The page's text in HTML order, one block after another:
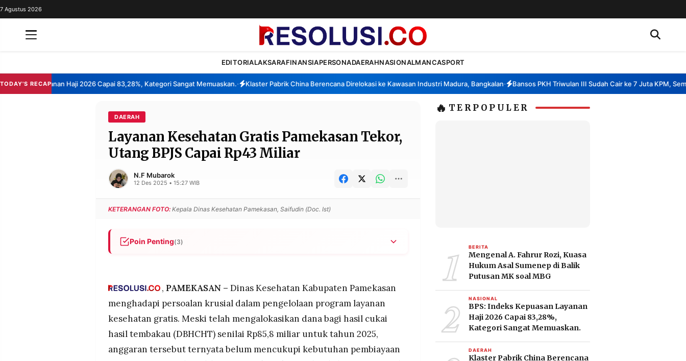
REDAKSI
7 Agustus 2026
EDITORIALAKSARAFINANSIAPERSONADAERAHNASIONALMANCASPORT
TODAY'S RECAPLayanan Haji 2026 Capai 83,28%, Kategori Sangat Memuaskan.• Klaster Pabrik China Berencana Direlokasi ke Kawasan Industri Madura, Bangkalan• Bansos PKH Triwulan III Sudah Cair ke 7 Juta KPM,
DAERAH
Layanan Kesehatan Gratis Pamekasan Tekor,
Utang BPJS Capai Rp43 Miliar
N.F Mubarok
12 Des 2025 • 15:27 WIB
KETERANGAN FOTO: Kepala Dinas Kesehatan Pamekasan, Saifudin (Doc. Ist)
Poin Penting(3)
sehingga kepastian pelunasan tunggakan tahun depan belum dapat diprediksi.
Kesenjangan antara anggaran dan kebutuhan aktual menunjukkan bahwa biaya
operasional program kesehatan gratis di Pamekasan jauh melampaui proyeksi
awal pemerintah daerah.
, PAMEKASAN – Dinas Kesehatan Kabupaten Pamekasan
menghadapi persoalan krusial dalam pengelolaan program layanan
kesehatan gratis. Meski telah mengalokasikan dana bagi hasil cukai
hasil tembakau (DBHCHT) senilai Rp85,8 miliar untuk tahun 2025,
anggaran tersebut ternyata belum mencukupi kebutuhan pembiayaan
🔥 TERPOPULER
1 BERITA
Mengenal A. Fahrur Rozi, Kuasa
Hukum Asal Sumenep di Balik
Putusan MK soal MBG
2 NASIONAL
BPS: Indeks Kepuasan Layanan
Haji 2026 Capai 83,28%,
Kategori Sangat Memuaskan.
DAERAH
Klaster Pabrik China Berencana